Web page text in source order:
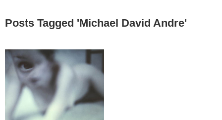
Posts Tagged 'Michael David Andre'